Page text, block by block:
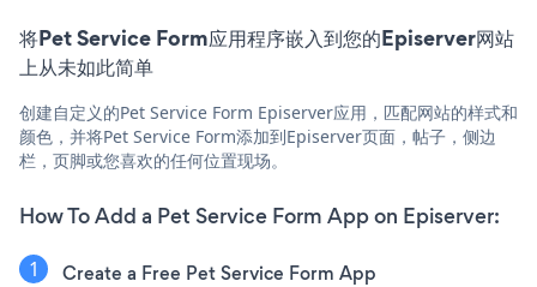
将Pet Service Form应用程序嵌入到您的Episerver网站
上从未如此简单
创建自定义的Pet Service Form Episerver应用，匹配网站的样式和
颜色，并将Pet Service Form添加到Episerver页面，帖子，侧边
栏，页脚或您喜欢的任何位置现场。
How To Add a Pet Service Form App on Episerver:
Create a Free Pet Service Form App